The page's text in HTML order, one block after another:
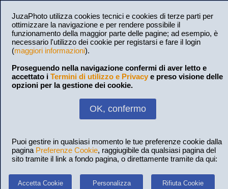
JuzaPhoto utilizza cookies tecnici e cookies di terze parti per
ottimizzare la navigazione e per rendere possibile il
funzionamento della maggior parte delle pagine; ad esempio, è
necessario l'utilizzo dei cookie per registarsi e fare il login
(maggiori informazioni).
Proseguendo nella navigazione confermi di aver letto e
accettato i Termini di utilizzo e Privacy e preso visione delle
opzioni per la gestione dei cookie.
OK, confermo
Puoi gestire in qualsiasi momento le tue preferenze cookie dalla
pagina Preferenze Cookie, raggiugibile da qualsiasi pagina del
sito tramite il link a fondo pagina, o direttamente tramite da qui:
Accetta Cookie Personalizza Rifiuta Cookie